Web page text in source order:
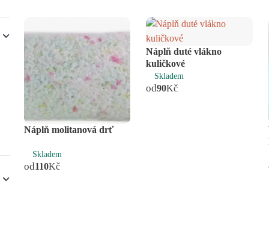
Náplň molitanová drť
Skladem
od110Kč
Náplň duté vlákno
kuličkové
Skladem
od90Kč